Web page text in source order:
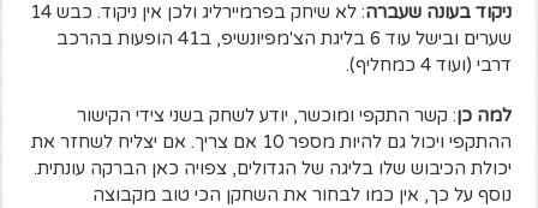
ניקוד בעונה שעברה
: לא שיחק בפרמיירליג ולכן אין ניקוד. כבש 14
שערים ובישל עוד 6 בליגת הצ'מפיונשיפ, ב41 הופעות בהרכב
דרבי (ועוד 4 כמחליף).
למה כן: קשר התקפי ומוכשר, יודע לשחק בשני צידי הקישור
ההתקפי ויכול גם להיות מספר 10 אם צריך. אם יצליח לשחזר את
יכולת הכיבוש שלו בליגה של הגדולים, צפויה כאן הברקה עונתית.
נוסף על כך, אין כמו לבחור את השחקן הכי טוב מקבוצה